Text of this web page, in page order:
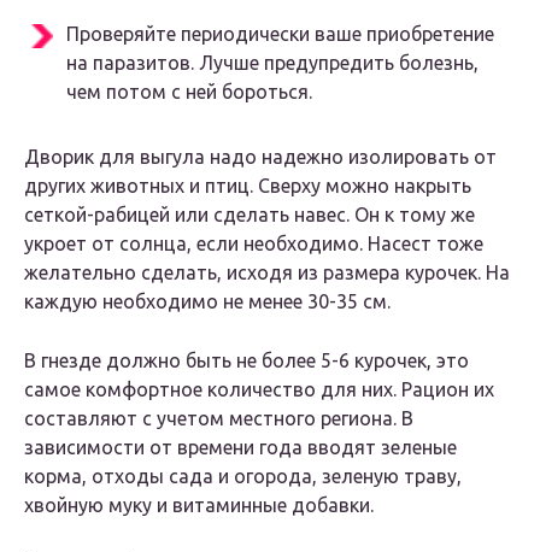
Проверяйте периодически ваше приобретение
на паразитов. Лучше предупредить болезнь,
чем потом с ней бороться.
Дворик для выгула надо надежно изолировать от
других животных и птиц. Сверху можно накрыть
сеткой-рабицей или сделать навес. Он к тому же
укроет от солнца, если необходимо. Насест тоже
желательно сделать, исходя из размера курочек. На
каждую необходимо не менее 30-35 см.
В гнезде должно быть не более 5-6 курочек, это
самое комфортное количество для них. Рацион их
составляют с учетом местного региона. В
зависимости от времени года вводят зеленые
корма, отходы сада и огорода, зеленую траву,
хвойную муку и витаминные добавки.